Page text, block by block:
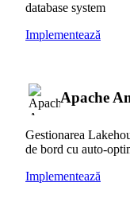
database system
Implementează
Apache
Gestionarea
de bord cu auto-
Implementează